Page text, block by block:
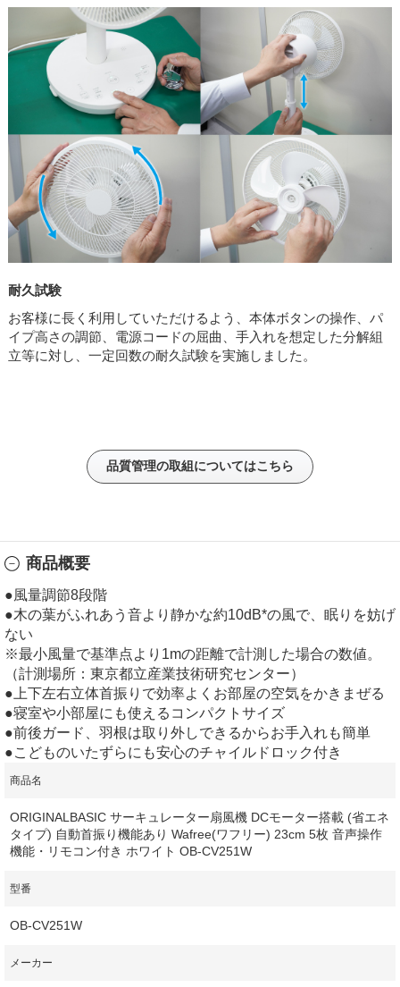
耐久試験
お客様に長く利用していただけるよう、本体ボタンの操作、パ
イプ高さの調節、電源コードの屈曲、手入れを想定した分解組
立等に対し、一定回数の耐久試験を実施しました。
品質管理の取組についてはこちら
商品概要
●風量調節8段階
●木の葉がふれあう音より静かな約10dB*の風で、眠りを妨げ
ない
※最小風量で基準点より1mの距離で計測した場合の数値。
（計測場所：東京都立産業技術研究センター）
●上下左右立体首振りで効率よくお部屋の空気をかきまぜる
●寝室や小部屋にも使えるコンパクトサイズ
●前後ガード、羽根は取り外しできるからお手入れも簡単
●こどものいたずらにも安心のチャイルドロック付き
商品名
ORIGINALBASIC サーキュレーター扇風機 DCモーター搭載 (省エネ
タイプ) 自動首振り機能あり Wafree(ワフリー) 23cm 5枚 音声操作
機能・リモコン付き ホワイト OB-CV251W
型番
OB-CV251W
メーカー